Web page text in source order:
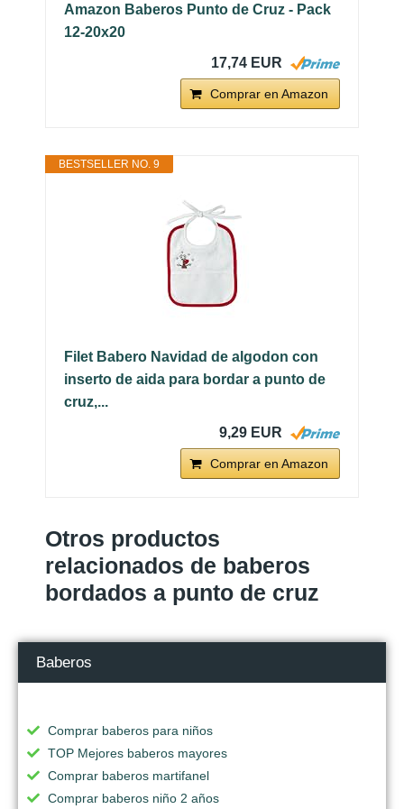
Amazon Baberos Punto de Cruz - Pack
12-20x20
17,74 EUR
Comprar en Amazon
BESTSELLER NO. 9
Filet Babero Navidad de algodon con
inserto de aida para bordar a punto de
cruz,...
9,29 EUR
Comprar en Amazon
Otros productos
relacionados de baberos
bordados a punto de cruz
Baberos
Comprar baberos para niños
TOP Mejores baberos mayores
Comprar baberos martifanel
Comprar baberos niño 2 años